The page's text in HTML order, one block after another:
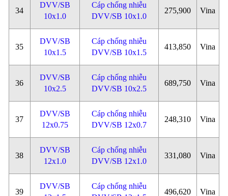
34
DVV/SB
10x1.0
Cáp chống nhiễu
DVV/SB 10x1.0
275,900 Vina
35
DVV/SB
10x1.5
Cáp chống nhiễu
DVV/SB 10x1.5
413,850 Vina
36
DVV/SB
10x2.5
Cáp chống nhiễu
DVV/SB 10x2.5
689,750 Vina
37
DVV/SB
12x0.75
Cáp chống nhiễu
DVV/SB 12x0.7
248,310 Vina
38
DVV/SB
12x1.0
Cáp chống nhiễu
DVV/SB 12x1.0
331,080 Vina
39
DVV/SB
Cáp chống nhiễu
496,620 Vina